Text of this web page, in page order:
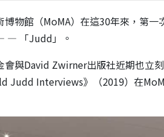
博物館（MoMA）在這30年來，第
— 「Judd」。
會與David Zwirner出版社近期也立
Judd Interviews》（2019）在